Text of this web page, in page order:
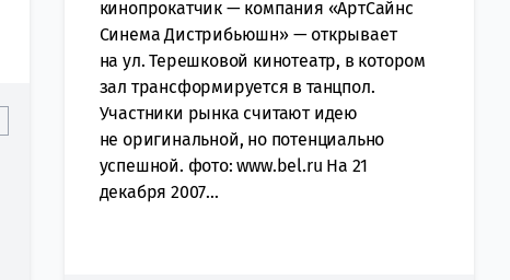
кинопрокатчик — компания «АртСайнс
Синема Дистрибьюшн» — открывает
на ул. Терешковой кинотеатр, в котором
зал трансформируется в танцпол.
Участники рынка считают идею
не оригинальной, но потенциально
успешной. фото: www.bel.ru На 21
декабря 2007...